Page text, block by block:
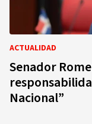
ACTUALIDAD
Senador
Nacional”